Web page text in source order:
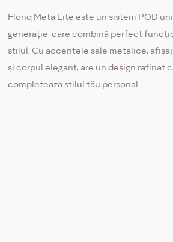
Flonq Meta Lite este un sistem POD
generație, care combină perfect
stilul. Cu accentele sale metalice,
și corpul elegant, are un design rafinat
completează stilul tău personal.